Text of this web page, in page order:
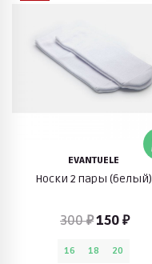
EVANTUELE
Носки 2 пары (белый)
300 ₽150 ₽
16 18 20